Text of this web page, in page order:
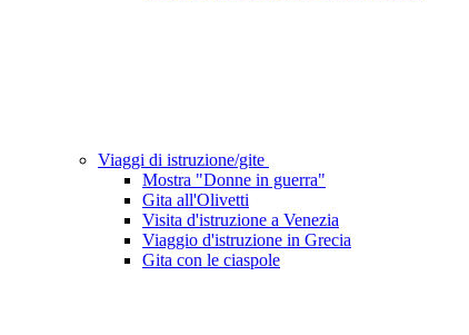
Viaggi di istruzione/gite
Mostra "Donne in guerra"
Gita all'Olivetti
Visita d'istruzione a Venezia
Viaggio d'istruzione in Grecia
Gita con le ciaspole